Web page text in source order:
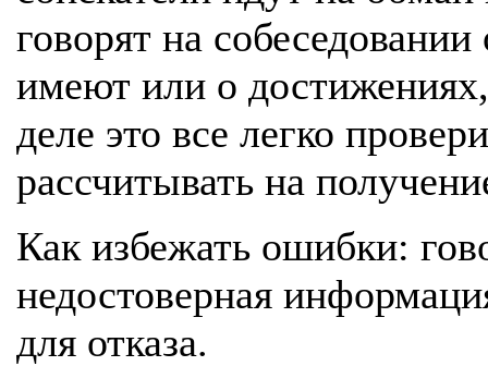
говорят на
имеют или о
деле это все легко
рассчитывать на
Как избежать ошибки:
недостоверная
для отказа.